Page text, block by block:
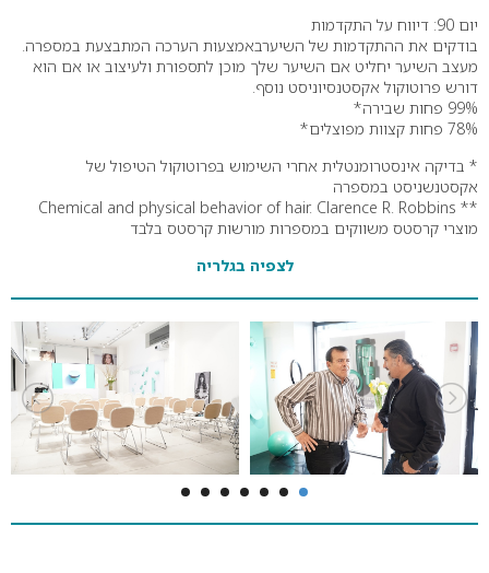
יום 90: דיווח על התקדמות
בודקים את ההתקדמות של השיערבאמצעות הערכה המתבצעת במספרה.
מעצב השיער יחליט אם השיער שלך מוכן לתספורת ולעיצוב או אם הוא
דורש פרוטוקול אקסטנסיוניסט נוסף.
99% פחות שבירה*
78% פחות קצוות מפוצלים*
* בדיקה אינסטרומנטלית אחרי השימוש בפרוטוקול הטיפול של
אקסטנשניסט במספרה
** Chemical and physical behavior of hair. Clarence R. Robbins
מוצרי קרסטס משווקים במספרות מורשות קרסטס בלבד
לצפיה בגלריה